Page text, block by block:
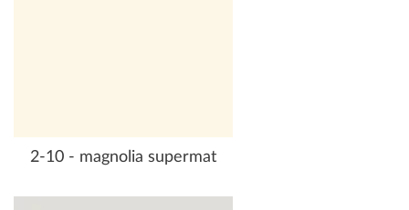
2-10 - magnolia supermat